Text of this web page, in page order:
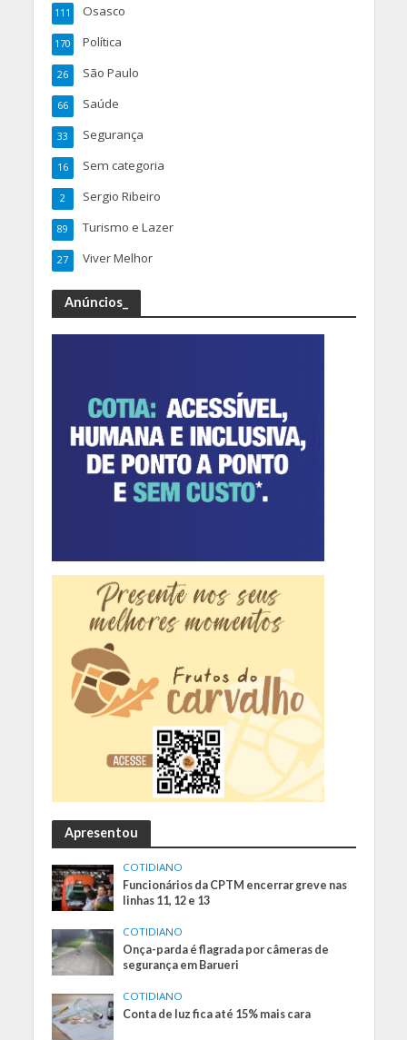
Osasco
111
Política
170
São Paulo
26
Saúde
66
Segurança
33
Sem categoria
16
Sergio Ribeiro
2
Turismo e Lazer
89
Viver Melhor
27
Anúncios_
Apresentou
COTIDIANO
Funcionários da CPTM encerrar greve nas
linhas 11, 12 e 13
COTIDIANO
Onça-parda é flagrada por câmeras de
segurança em Barueri
COTIDIANO
Conta de luz fica até 15% mais cara